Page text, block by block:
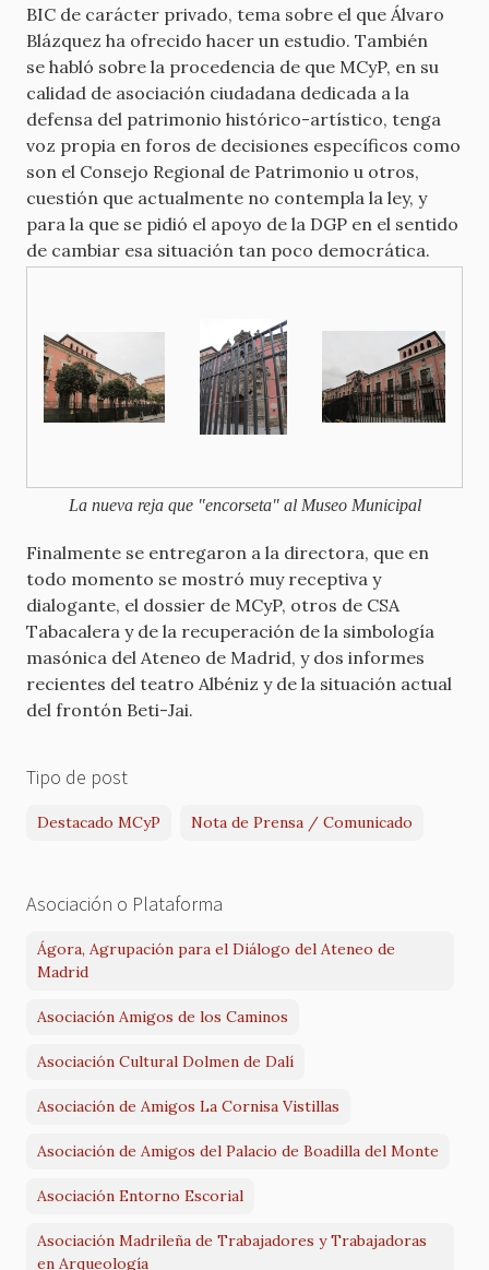
BIC de carácter privado, tema sobre el que Álvaro
Blázquez ha ofrecido hacer un estudio. También
se habló sobre la procedencia de que MCyP, en su
calidad de asociación ciudadana dedicada a la
defensa del patrimonio histórico-artístico, tenga
voz propia en foros de decisiones específicos como
son el Consejo Regional de Patrimonio u otros,
cuestión que actualmente no contempla la ley, y
para la que se pidió el apoyo de la DGP en el sentido
de cambiar esa situación tan poco democrática.
La nueva reja que "encorseta" al Museo Municipal
Finalmente se entregaron a la directora, que en
todo momento se mostró muy receptiva y
dialogante, el dossier de MCyP, otros de CSA
Tabacalera y de la recuperación de la simbología
masónica del Ateneo de Madrid, y dos informes
recientes del teatro Albéniz y de la situación actual
del frontón Beti-Jai.
Tipo de post
Destacado MCyP Nota de Prensa / Comunicado
Asociación o Plataforma
Ágora, Agrupación para el Diálogo del Ateneo de
Madrid
Asociación Amigos de los Caminos
Asociación Cultural Dolmen de Dalí
Asociación de Amigos La Cornisa Vistillas
Asociación de Amigos del Palacio de Boadilla del Monte
Asociación Entorno Escorial
Asociación Madrileña de Trabajadores y Trabajadoras
en Arqueología